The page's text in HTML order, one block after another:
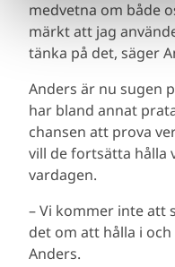
medvetna om både
märkt att jag
tänka på det, säger
Anders är nu sugen
har bland annat
chansen att prova
vill de fortsätta hålla
vardagen.
– Vi kommer inte att
det om att hålla i
Anders.